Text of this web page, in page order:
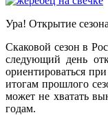
Ура! Открытие
Скаковой сезон в
следующий день
ориентироваться
итогам прошлого
может не хватать
годам.